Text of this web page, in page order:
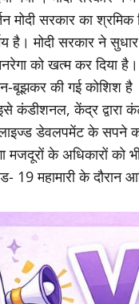
कार्यालय में पूर्व
गया । मोदी सरकार
मोदी सरकार का
है। मोदी सरकार ने
को खत्म कर दिया
बूझकर की गई कोशिश है
कंडीशनल, केंद्र द्वारा
डेवलपमेंट के सपने